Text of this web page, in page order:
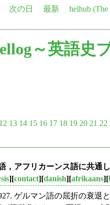
次の日 最新
helhub
～英語史
12 13 14 15 16 17 18 19 20 21 22
，アフリカーンス語に共通
][contact][danish][afrikaans][
ゲルマン語の屈折の衰退